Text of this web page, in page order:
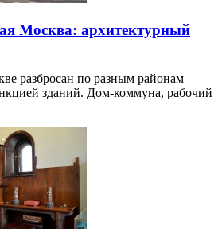
Москва: архитектурный
разбросан по разным районам
зданий. Дом-коммуна, рабочий